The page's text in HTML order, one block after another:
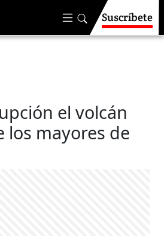
Suscríbete
el volcán
los mayores de